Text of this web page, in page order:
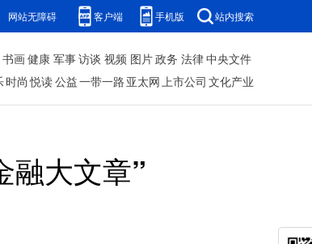
网站无障碍 客户端 手机版 站内搜索
书画健康 军事访谈 视频 图片政务 法律中央文件
时尚 悦读公益一带一路 亚太网上市公司 文化产业
融大文章”